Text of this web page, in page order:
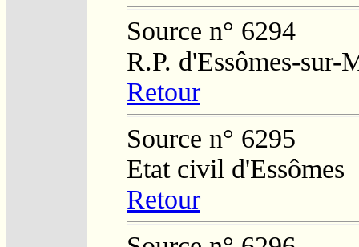
Source n° 6294
R.P. d'Essômes-sur-
Retour
Source n° 6295
Etat civil d'Essômes
Retour